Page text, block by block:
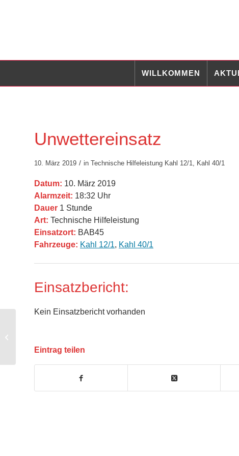
WILLKOMMEN
Unwettereinsatz
10. März 2019 / in Technische Hilfeleistung Kahl 12/1, Kahl 40/1
Datum: 10. März 2019
Alarmzeit: 18:32 Uhr
Dauer 1 Stunde
Art: Technische Hilfeleistung
Einsatzort: BAB45
Fahrzeuge: Kahl 12/1, Kahl 40/1
Einsatzbericht:
Kein Einsatzbericht vorhanden
Eintrag teilen